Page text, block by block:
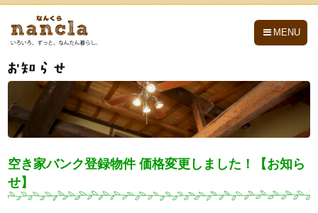
MENU
空き家バンク登録物件 価格変更しました！【お知ら
せ】